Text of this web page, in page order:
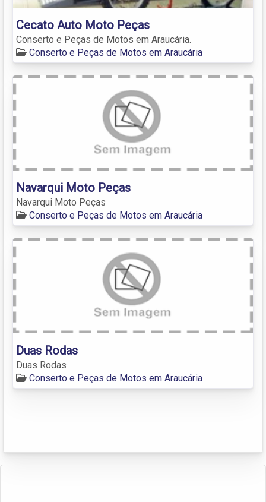
Cecato Auto Moto Peças
Conserto e Peças de Motos em Araucária.
Conserto e Peças de Motos em Araucária
Navarqui Moto Peças
Navarqui Moto Peças
Conserto e Peças de Motos em Araucária
Duas Rodas
Duas Rodas
Conserto e Peças de Motos em Araucária